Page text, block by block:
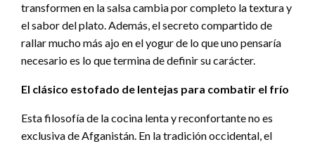
transformen en la salsa cambia por completo la textura y
el sabor del plato. Además, el secreto compartido de
rallar mucho más ajo en el yogur de lo que uno pensaría
necesario es lo que termina de definir su carácter.
El clásico estofado de lentejas para combatir el frío
Esta filosofía de la cocina lenta y reconfortante no es
exclusiva de Afganistán. En la tradición occidental, el